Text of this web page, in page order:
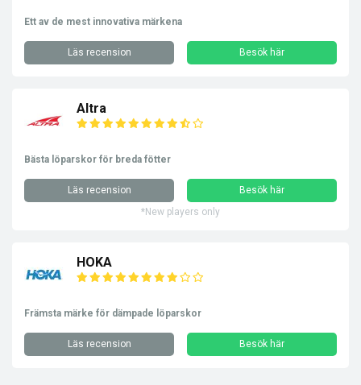
Ett av de mest innovativa märkena
Läs recension Besök här
Altra
Bästa löparskor för breda fötter
Läs recension
Besök här
*New players only
HOKA
Främsta märke för dämpade löparskor
Läs recension Besök här